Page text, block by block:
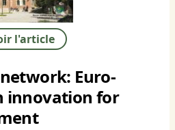
l'article
network: Euro-
innovation for